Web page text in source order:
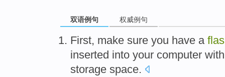
双语例句 权威例句
First, make sure you have a
inserted into your computer
storage space.